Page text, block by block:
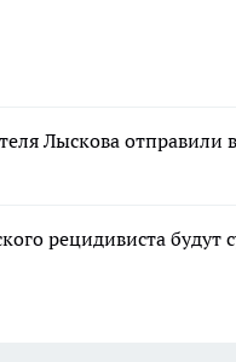
Лыскова
рецидивиста